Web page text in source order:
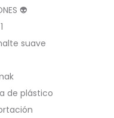
👽
suave
de plástico